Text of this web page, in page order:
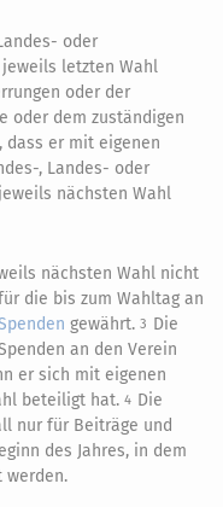
oder
letzten Wahl
oder der
oder dem zuständigen
dass er mit eigenen
, Landes- oder
nächsten Wahl
nächsten Wahl nicht
die bis zum Wahltag an
gewährt.3 Die
an den Verein
er sich mit eigenen
beteiligt hat.4 Die
nur für Beiträge und
des Jahres, in dem
werden.